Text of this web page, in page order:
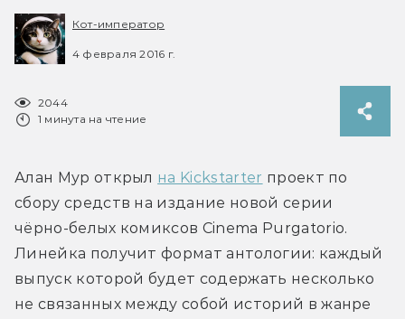
Кот-император
4 февраля 2016 г.
2044
1 минута на чтение
Алан Мур открыл на Kickstarter проект по
сбору средств на издание новой серии
чёрно-белых комиксов Cinema Purgatorio.
Линейка получит формат антологии: каждый
выпуск которой будет содержать несколько
не связанных между собой историй в жанре